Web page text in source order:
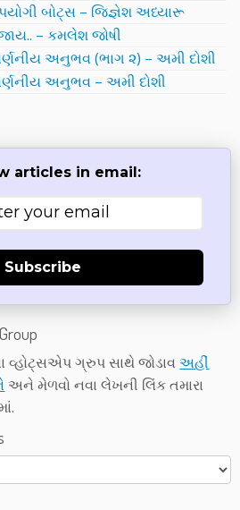
બોટ્સ – જિજ્ઞેશ અધ્યારૂ
– કમલેશ જોષી
અનુભવ (ભાગ ૨) – અમી દોશી
અનુભવ – અમી દોશી
articles in email:
Subscribe
વ્હોટ્સએપ ગ્રુપ સાથે જોડાવઅહીં
અને મેળવો નવા લેખની લિંક તમારા